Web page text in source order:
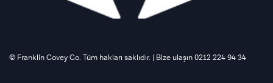
©️ Franklin Covey Co. Tüm hakları saklıdır. | Bize ulaşın 0212 224 94 34